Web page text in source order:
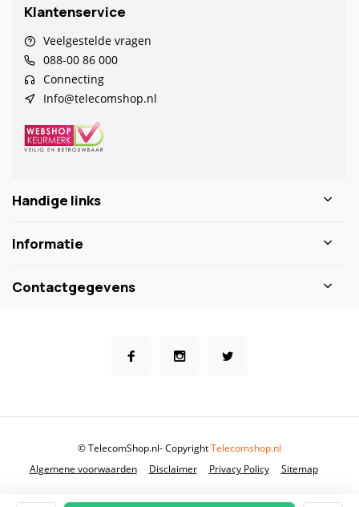
Klantenservice
Veelgestelde vragen
088-00 86 000
Connecting
Info@telecomshop.nl
Handige links
Informatie
Contactgegevens
Algemene voorwaarden Disclaimer Privacy Policy Sitemap
© TelecomShop.nl- CopyrightTelecomshop.nl